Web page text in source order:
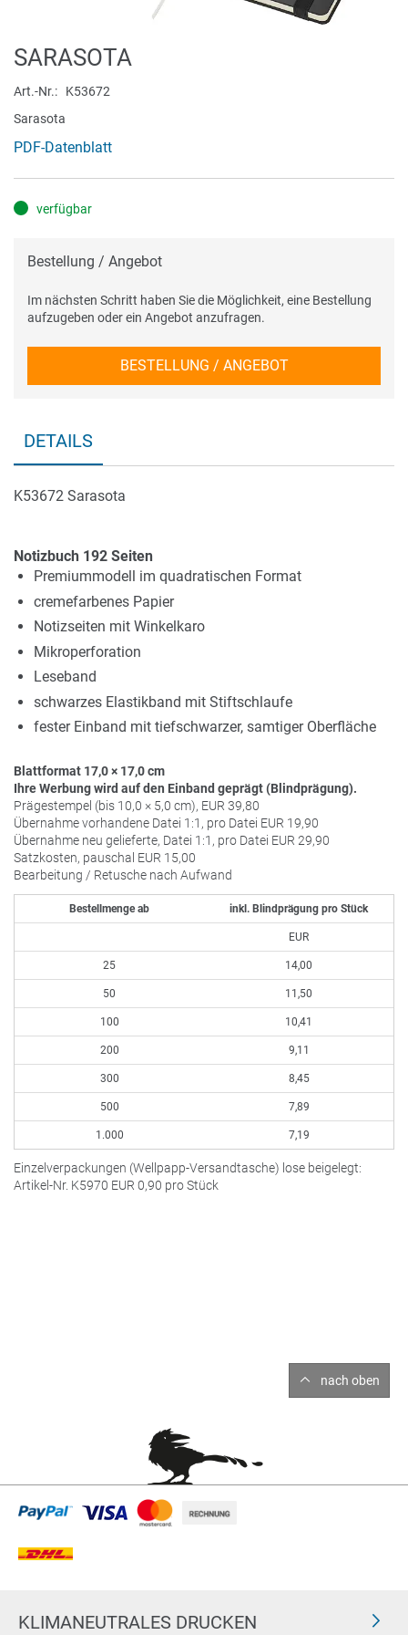
Zum
Anfang
der
Bildergalerie
SARASOTA
Art.-Nr.
K53672
Sarasota
PDF-Datenblatt
verfügbar
Bestellung / Angebot
Im nächsten Schritt haben Sie die Möglichkeit, eine Bestellung
aufzugeben oder ein Angebot anzufragen.
BESTELLUNG / ANGEBOT
DETAILS
K53672 Sarasota
Notizbuch 192 Seiten
Premiummodell im quadratischen Format
cremefarbenes Papier
Notizseiten mit Winkelkaro
Mikroperforation
Leseband
schwarzes Elastikband mit Stiftschlaufe
fester Einband mit tiefschwarzer, samtiger Oberfläche
Blattformat 17,0 × 17,0 cm
Ihre Werbung wird auf den Einband geprägt (Blindprägung).
Prägestempel (bis 10,0 × 5,0 cm), EUR 39,80
Übernahme vorhandene Datei 1:1, pro Datei EUR 19,90
Übernahme neu gelieferte, Datei 1:1, pro Datei EUR 29,90
Satzkosten, pauschal EUR 15,00
Bearbeitung / Retusche nach Aufwand
Bestellmenge ab
25
50
100
200
300
500
1.000
inkl. Blindprägung pro Stück
EUR
14,00
11,50
10,41
9,11
8,45
7,89
7,19
Einzelverpackungen (Wellpapp-Versandtasche) lose beigelegt:
Artikel-Nr. K5970 EUR 0,90 pro Stück
nach oben
KLIMANEUTRALES DRUCKEN